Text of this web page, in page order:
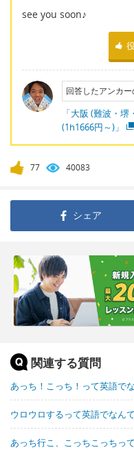
see you soon♪
回答したアンカー
「大阪 (難波・
(1h1666円～)」
77 40083
シェア
関連する質問
あっち！こっち！って英語で
ウロウロするって英語でなん
あっち行こ、こっちこっちっ